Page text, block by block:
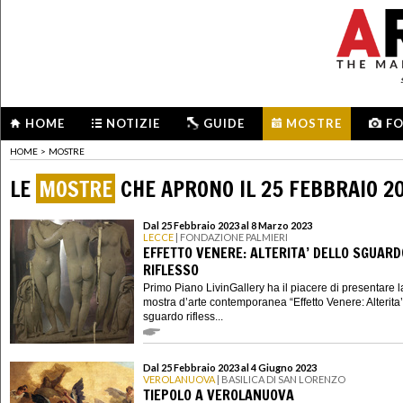
HOME NOTIZIE GUIDE MOSTRE
HOME > MOSTRE
LE MOSTRE CHE APRONO IL 25 FEBBRAIO
Dal 25 Febbraio 2023 al 8 Marzo 2023
LECCE | FONDAZIONE PALMIERI
EFFETTO VENERE: ALTERITA’ DELLO
RIFLESSO
Primo Piano LivinGallery ha il piacere di presentare
mostra d’arte contemporanea “Effetto Venere:
sguardo rifless...
Dal 25 Febbraio 2023 al 4 Giugno 2023
VEROLANUOVA | BASILICA DI SAN LORENZO
TIEPOLO A VEROLANUOVA